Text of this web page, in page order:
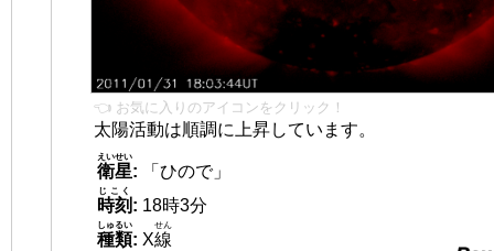
👈 お気に入りのアイコンをクリック！
太陽活動は順調に上昇しています。
衛星
えいせい
:
「ひので」
時刻
じこく
: 18時3分
種類
しゅるい
: X線
せん